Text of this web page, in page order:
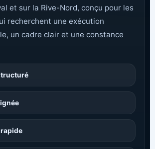
et sur la Rive-Nord, conçu pour les
recherchent une exécution
un cadre clair et une constance
rapide